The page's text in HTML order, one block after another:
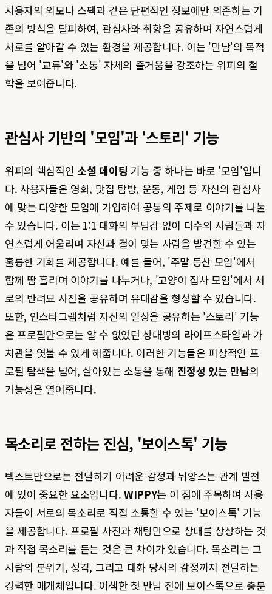
사용자의 외모나 스펙과 같은 단편적인 정보에만 의존하는 기
존의 방식을 탈피하여, 관심사와 취향을 공유하며 자연스럽게
서로를 알아갈 수 있는 환경을 제공합니다. 이는 '만남'의 목적
을 넘어 '교류'와 '소통' 자체의 즐거움을 강조하는 위피의 철
학을 보여줍니다.
관심사 기반의 '모임'과 '스토리' 기능
위피의 핵심적인 소셜 데이팅 기능 중 하나는 바로 '모임'입니
다. 사용자들은 영화, 맛집 탐방, 운동, 게임 등 자신의 관심사
에 맞는 다양한 모임에 가입하여 공통의 주제로 이야기를 나눌
수 있습니다. 이는 1:1 대화의 부담감 없이 다수의 사람들과 자
연스럽게 어울리며 자신과 결이 맞는 사람을 발견할 수 있는
훌륭한 기회를 제공합니다. 예를 들어, '주말 등산 모임'에서
함께 땀 흘리며 이야기를 나누거나, '고양이 집사 모임'에서 서
로의 반려묘 사진을 공유하며 유대감을 형성할 수 있습니다.
또한, 인스타그램처럼 자신의 일상을 공유하는 '스토리' 기능
은 프로필만으로는 알 수 없었던 상대방의 라이프스타일과 가
치관을 엿볼 수 있게 해줍니다. 이러한 기능들은 피상적인 프
로필 탐색을 넘어, 살아있는 소통을 통해 진정성 있는 만남의
가능성을 열어줍니다.
목소리로 전하는 진심, '보이스톡' 기능
텍스트만으로는 전달하기 어려운 감정과 뉘앙스는 관계 발전
에 있어 중요한 요소입니다. WIPPY는 이 점에 주목하여 사용
자들이 서로의 목소리로 직접 소통할 수 있는 '보이스톡' 기능
을 제공합니다. 프로필 사진과 채팅만으로 상대를 상상하는 것
과 직접 목소리를 듣는 것은 큰 차이가 있습니다. 목소리는 그
사람의 분위기, 성격, 그리고 대화 당시의 감정까지 전달하는
강력한 매개체입니다. 어색한 첫 만남 전에 보이스톡으로 충분